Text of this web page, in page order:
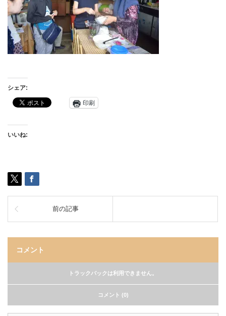
シェア:
印刷
いいね:
前の記事
コメント
トラックバックは利用できません。
コメント (0)